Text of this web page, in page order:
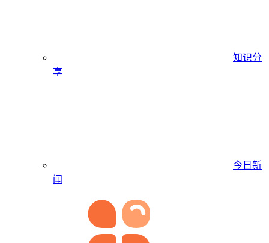
知识分
享
今日新
闻